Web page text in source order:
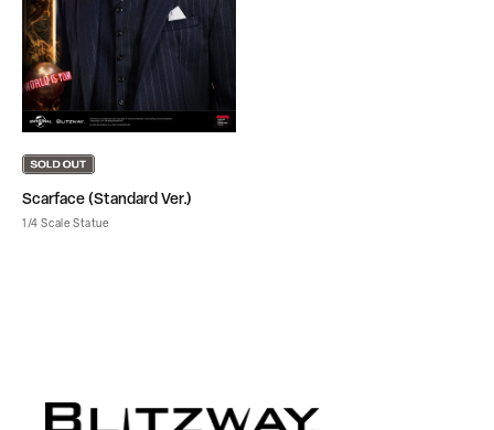
Scarface (Standard Ver.)
1/4 Scale Statue